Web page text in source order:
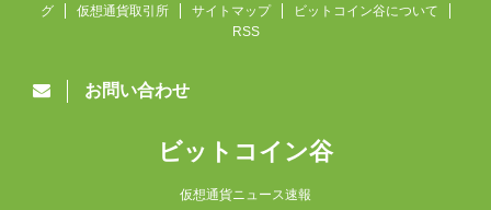
グ
仮想通貨取引所 サイトマップ
ビットコイン谷について
RSS
お問い合わせ
ビットコイン谷
仮想通貨ニュース速報